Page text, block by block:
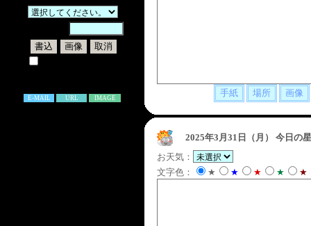
E-MAIL URL IMAGE
2025年3月31日（月）
今日の
お天気：
文字色：
★ ★ ★ ★ ★